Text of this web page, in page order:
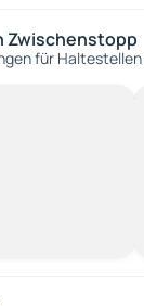
Zwischenstopp
für